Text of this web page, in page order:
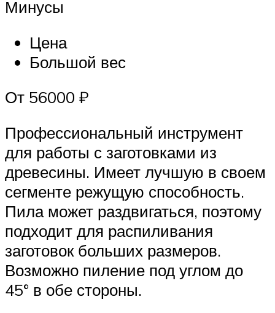
Минусы
Цена
Большой вес
От 56000 ₽
Профессиональный инструмент
для работы с заготовками из
древесины. Имеет лучшую в своем
сегменте режущую способность.
Пила может раздвигаться, поэтому
подходит для распиливания
заготовок больших размеров.
Возможно пиление под углом до
45° в обе стороны.